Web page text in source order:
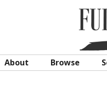
About Browse